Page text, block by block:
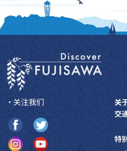
关
交
特
・关注我们